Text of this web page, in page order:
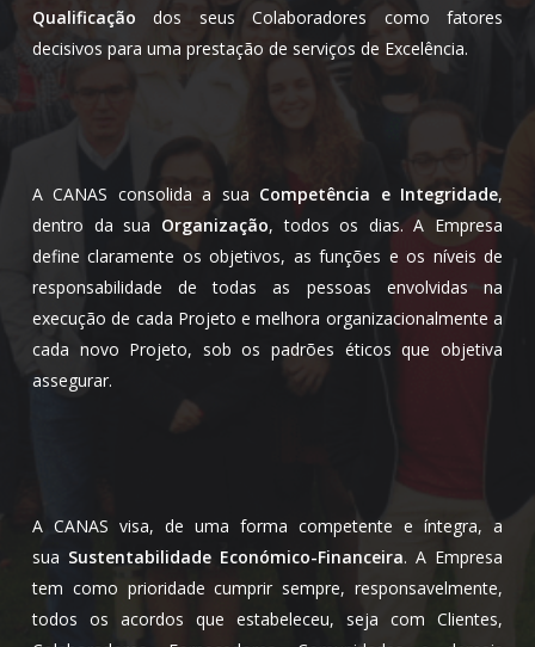
Qualificaçãodos seus Colaboradores como fatores
decisivos para uma prestação de serviços de Excelência.
A CANAS consolida a sua Competência e Integridade,
dentro da sua Organização, todos os dias. A Empresa
define claramente os objetivos, as funções e os níveis de
responsabilidade de todas as pessoas envolvidas na
execução de cada Projeto e melhora organizacionalmente a
cada novo Projeto, sob os padrões éticos que objetiva
assegurar.
A CANAS visa, de uma forma competente e íntegra, a
sua Sustentabilidade Económico-Financeira. A Empresa
tem como prioridade cumprir sempre, responsavelmente,
todos os acordos que estabeleceu, seja com Clientes,